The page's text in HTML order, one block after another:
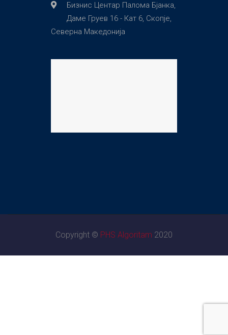
Бизнис Центар Палома Бјанка,
Даме Груев 16 - Кат 6, Скопје,
Северна Македонија
Copyright © PHS Algoritam 2020